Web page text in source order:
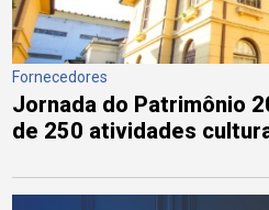
Fornecedores
Jornada do Patrimônio
de 250 atividades